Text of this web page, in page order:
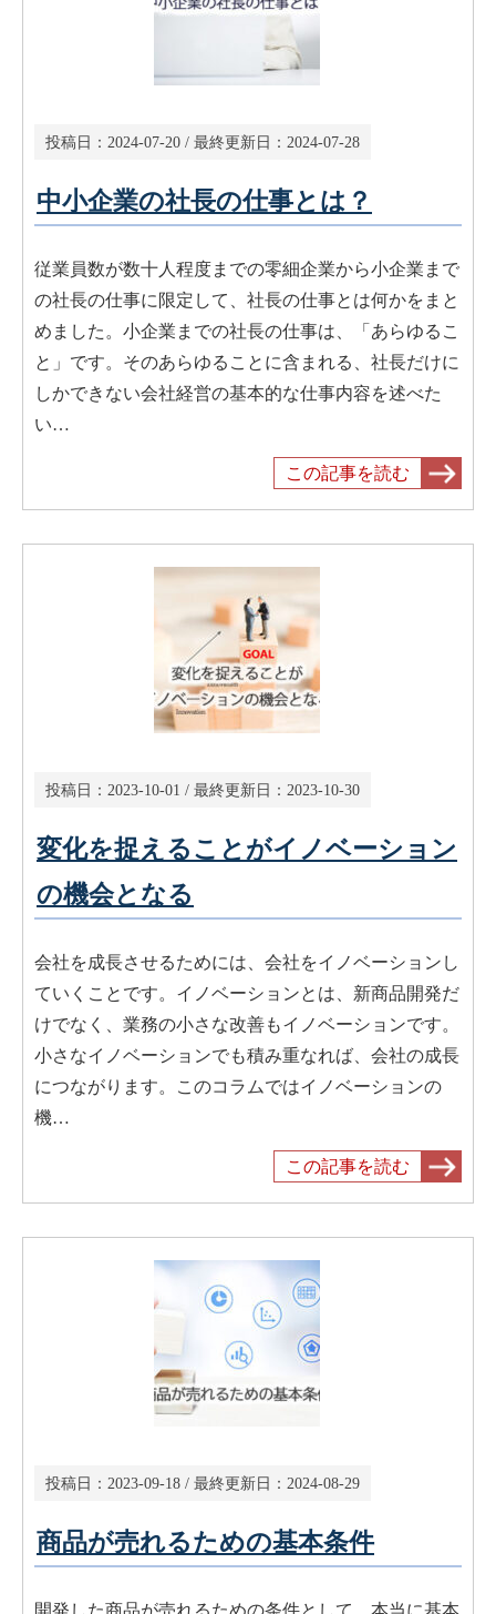
投稿日： 2024-07-20 / 最終更新日： 2024-07-28
中小企業の社長の仕事とは？
従業員数が数十人程度までの零細企業から小企業まで
の社長の仕事に限定して、社長の仕事とは何かをまと
めました。小企業までの社長の仕事は、「あらゆるこ
と」です。そのあらゆることに含まれる、社長だけに
しかできない会社経営の基本的な仕事内容を述べた
い…
この記事を読む
投稿日： 2023-10-01 / 最終更新日： 2023-10-30
変化を捉えることがイノベーション
の機会となる
会社を成長させるためには、会社をイノベーションし
ていくことです。イノベーションとは、新商品開発だ
けでなく、業務の小さな改善もイノベーションです。
小さなイノベーションでも積み重なれば、会社の成長
につながります。このコラムではイノベーションの
機…
この記事を読む
投稿日： 2023-09-18 / 最終更新日： 2024-08-29
商品が売れるための基本条件
開発した商品が売れるための条件として、本当に基本